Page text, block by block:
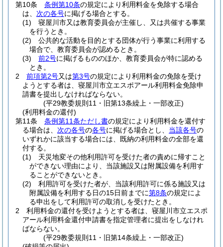
第10条
条例第10条の規定により利用料金を免除する場合
は、 次の各号に掲げる場合とする。
(1)
寝屋川市又は教育委員会が主催し、又は共催する事業
を行うとき。
(2)
公共的な活動を目的とする団体が行う事業に利用する
場合で、教育委員会が認めるとき。
(3)
前2号に掲げるもののほか、教育委員会が特に認める
とき。
2
前項第2号又は第3号の規定により利用料金の免除を受け
ようとする者は、寝屋川市立エスポアール利用料金免除申
請書を提出しなければならない。
(平29教委規則11・旧第13条繰上・一部改正)
(利用料金の還付)
第11条
条例第11条ただし書の規定により利用料金を還付す
る場合は、 次の各号の各号に掲げる場合とし、 当該各号の
いずれかに該当する場合には、既納の利用料金の全部を還
付する。
(1)
天災地変その他利用許可を受けた者の責めに帰すこと
ができない理由により、当該施設又は附属設備を利用す
ることができないとき。
(2)
利用許可を受けた者が、当該利用許可に係る施設又は
附属設備を利用する日の15日前までに第8条の規定によ
る申出をして利用許可の取消しを受けたとき。
2
利用料金の還付を受けようとする者は、寝屋川市立エスポ
アール利用料金還付申請書を指定管理者に提出をしなけれ
ばならない。
(平29教委規則11・旧第14条繰上・一部改正)